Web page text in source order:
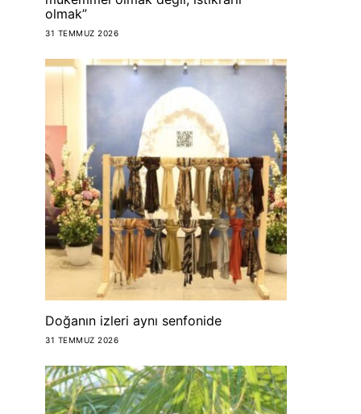
olmak”
31 TEMMUZ 2026
Doğanın izleri aynı senfonide
31 TEMMUZ 2026